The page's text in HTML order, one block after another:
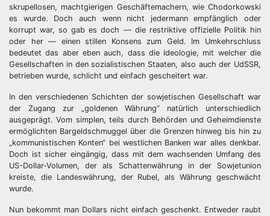
skrupellosen, machtgierigen Geschäftemachern, wie Chodorkowski
es wurde. Doch auch wenn nicht jedermann empfänglich oder
korrupt war, so gab es doch — die restriktive offizielle Politik hin
oder her — einen stillen Konsens zum Geld. Im Umkehrschluss
bedeutet das aber eben auch, dass die Ideologie, mit welcher die
Gesellschaften in den sozialistischen Staaten, also auch der UdSSR,
betrieben wurde, schlicht und einfach gescheitert war.
In den verschiedenen Schichten der sowjetischen Gesellschaft war
der Zugang zur „goldenen Währung“ natürlich unterschiedlich
ausgeprägt. Vom simplen, teils durch Behörden und Geheimdienste
ermöglichten Bargeldschmuggel über die Grenzen hinweg bis hin zu
„kommunistischen Konten“ bei westlichen Banken war alles denkbar.
Doch ist sicher eingängig, dass mit dem wachsenden Umfang des
US-Dollar-Volumen, der als Schattenwährung in der Sowjetunion
kreiste, die Landeswährung, der Rubel, als Währung geschwächt
wurde.
Nun bekommt man Dollars nicht einfach geschenkt. Entweder raubt